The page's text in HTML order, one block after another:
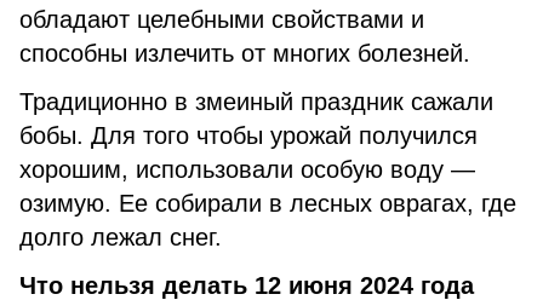
обладают целебными свойствами и
способны излечить от многих болезней.
Традиционно в змеиный праздник сажали
бобы. Для того чтобы урожай получился
хорошим, использовали особую воду —
озимую. Ее собирали в лесных оврагах, где
долго лежал снег.
Что нельзя делать 12 июня 2024 года